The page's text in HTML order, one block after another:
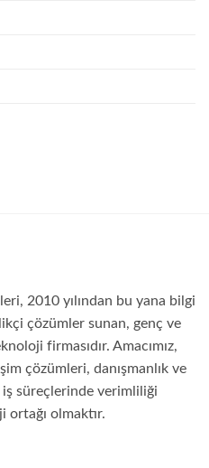
2010 yılından bu yana bilgi
çözümler sunan, genç ve
firmasıdır. Amacımız,
çözümleri, danışmanlık ve
süreçlerinde verimliliği
ortağı olmaktır.